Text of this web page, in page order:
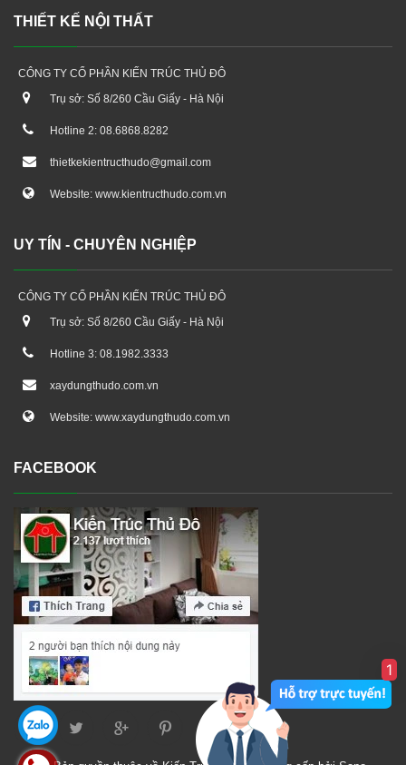
THIẾT KẾ NỘI THẤT
CÔNG TY CỔ PHẦN KIẾN TRÚC THỦ ĐÔ
Trụ sở: Số 8/260 Cầu Giấy - Hà Nội
Hotline 2: 08.6868.8282
thietkekientructhudo@gmail.com
Website: www.kientructhudo.com.vn
UY TÍN - CHUYÊN NGHIỆP
CÔNG TY CỔ PHẦN KIẾN TRÚC THỦ ĐÔ
Trụ sở: Số 8/260 Cầu Giấy - Hà Nội
Hotline 3: 08.1982.3333
xaydungthudo.com.vn
Website: www.xaydungthudo.com.vn
FACEBOOK
1